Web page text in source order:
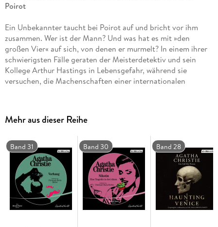
Poirot
Ein Unbekannter taucht bei Poirot auf und bricht vor ihm
zusammen. Wer ist der Mann? Und was hat es mit »den
großen Vier« auf sich, von denen er murmelt? In einem ihrer
schwierigsten Fälle geraten der Meisterdetektiv und sein
Kollege Arthur Hastings in Lebensgefahr, während sie
versuchen, die Machenschaften einer internationalen
Ungekürzte Lesung mit Matthias Matschke
7h 53min
Mehr aus dieser Reihe
Band 31 Band 30 Band 28